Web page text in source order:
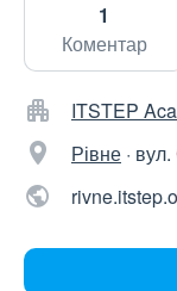
1
Коментар
ITSTEP
Рівне ·